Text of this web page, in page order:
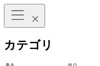
カテゴリ